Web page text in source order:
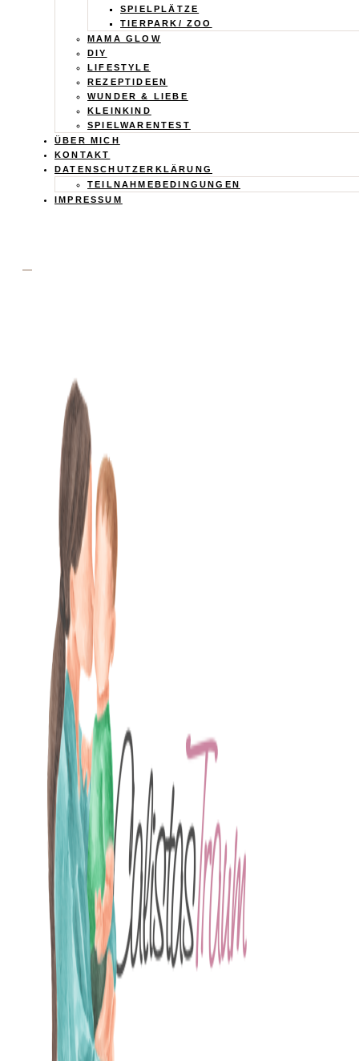
SPIELPLÄTZE
TIERPARK/ ZOO
MAMA GLOW
DIY
LIFESTYLE
REZEPTIDEEN
WUNDER & LIEBE
KLEINKIND
SPIELWARENTEST
ÜBER MICH
KONTAKT
DATENSCHUTZERKLÄRUNG
TEILNAHMEBEDINGUNGEN
IMPRESSUM